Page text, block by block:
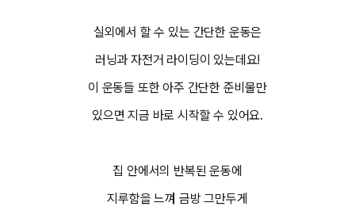
실외에서 할 수 있는 간단한 운동은
러닝과 자전거 라이딩이 있는데요!
이 운동들 또한 아주 간단한 준비물만
있으면 지금 바로 시작할 수 있어요.
집 안에서의 반복된 운동에
지루함을 느껴 금방 그만두게